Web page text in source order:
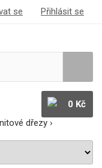
se Přihlásit se
0 Kč
dřezy ›